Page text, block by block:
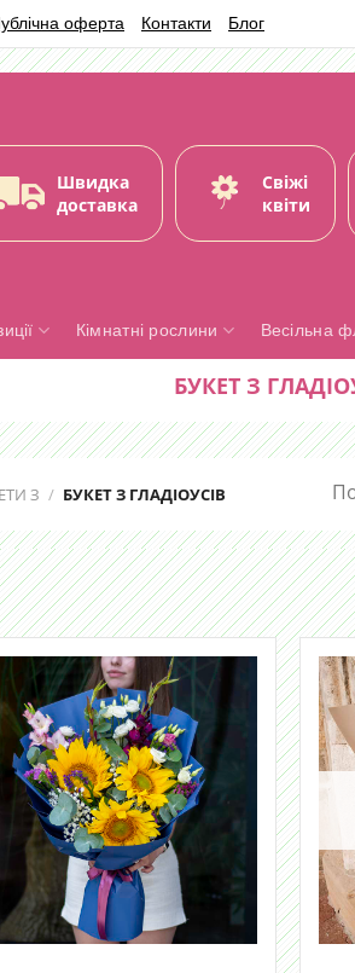
оферта Контакти Блог
Швидка
доставка
Свіжі
квіти
Кімнатні рослини Весільна
БУКЕТ З
З / БУКЕТ З ГЛАДІОУСІВ